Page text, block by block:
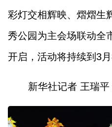
彩灯交相辉映、熠熠生
秀公园为主会场联动全
开启，活动将持续到3月
新华社记者 王瑞平